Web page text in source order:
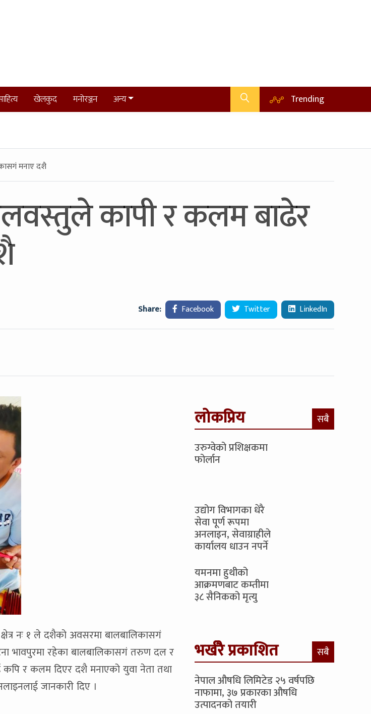
खेलकुद मनोरञ्जन अन्य Trending
मनाए दशै
कापी र कलम बाढेर
Share: Facebook Twitter LinkedIn
नः १ ले दशैको अवसरमा बालबालिकासगं
भावपुरमा रहेका बालबालिकासगं तरुण दल र
र कलम दिएर दशै मनाएको युवा नेता तथा
जानकारी दिए ।
लोकप्रिय सबै
उरुग्वेको प्रशिक्षकमा
फोर्लान
उद्योग विभागका धेरै
सेवा पूर्ण रूपमा
अनलाइन, सेवाग्राहीले
कार्यालय धाउन नपर्ने
यमनमा हुथीको
आक्रमणबाट कम्तीमा
३८ सैनिकको मृत्यु
भर्खरै प्रकाशित सबै
नेपाल औषधि लिमिटेड २५ वर्षपछि
नाफामा, ३७ प्रकारका औषधि
उत्पादनको तयारी